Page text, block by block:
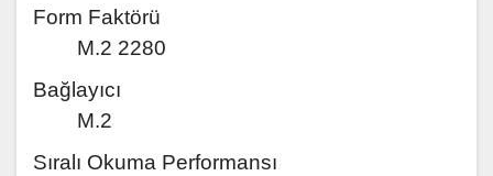
Form Faktörü
M.2 2280
Bağlayıcı
M.2
Sıralı Okuma Performansı